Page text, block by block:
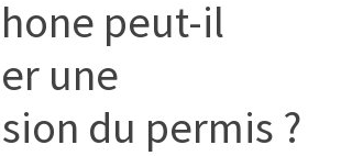
peut-il
une
du permis ?